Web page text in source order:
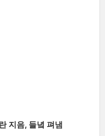
지음, 들녘 펴냄